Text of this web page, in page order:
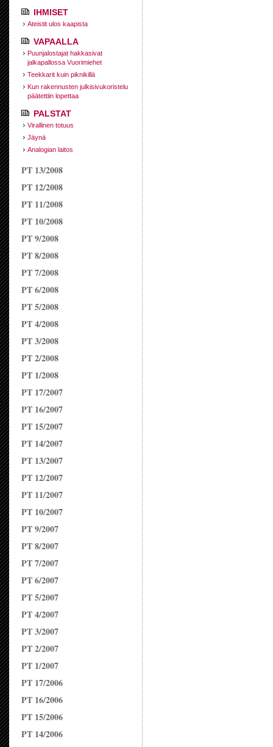
IHMISET
Ateistit ulos kaapista
VAPAALLA
Puunjalostajat hakkasivat
jalkapallossa Vuorimiehet
Teekkarit kuin piknikillä
Kun rakennusten julkisivukoristelu
päätettiin lopettaa
PALSTAT
Virallinen totuus
Jäynä
Analogian laitos
PT 13/2008
PT 12/2008
PT 11/2008
PT 10/2008
PT 9/2008
PT 8/2008
PT 7/2008
PT 6/2008
PT 5/2008
PT 4/2008
PT 3/2008
PT 2/2008
PT 1/2008
PT 17/2007
PT 16/2007
PT 15/2007
PT 14/2007
PT 13/2007
PT 12/2007
PT 11/2007
PT 10/2007
PT 9/2007
PT 8/2007
PT 7/2007
PT 6/2007
PT 5/2007
PT 4/2007
PT 3/2007
PT 2/2007
PT 1/2007
PT 17/2006
PT 16/2006
PT 15/2006
PT 14/2006